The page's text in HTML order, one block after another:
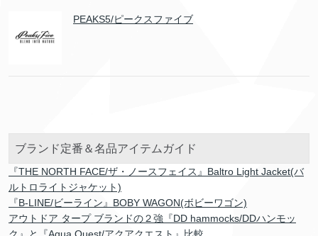
PEAKS5/ピークスファイブ
ブランド定番＆名品アイテムガイド
『THE NORTH FACE/ザ・ノースフェイス』Baltro Light Jacket(バ
ルトロライトジャケット)
『B-LINE/ビーライン』BOBY WAGON(ボビーワゴン)
アウトドア タープ ブランドの２強『DD hammocks/DDハンモッ